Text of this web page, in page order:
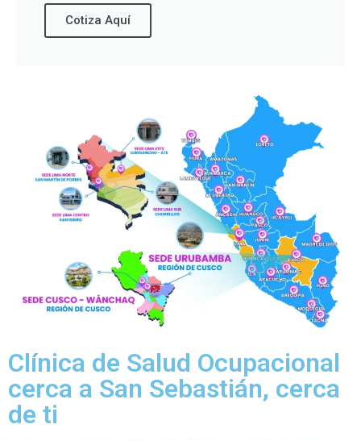
Cotiza Aquí
Clínica de Salud Ocupacional
cerca a San Sebastián, cerca
de ti